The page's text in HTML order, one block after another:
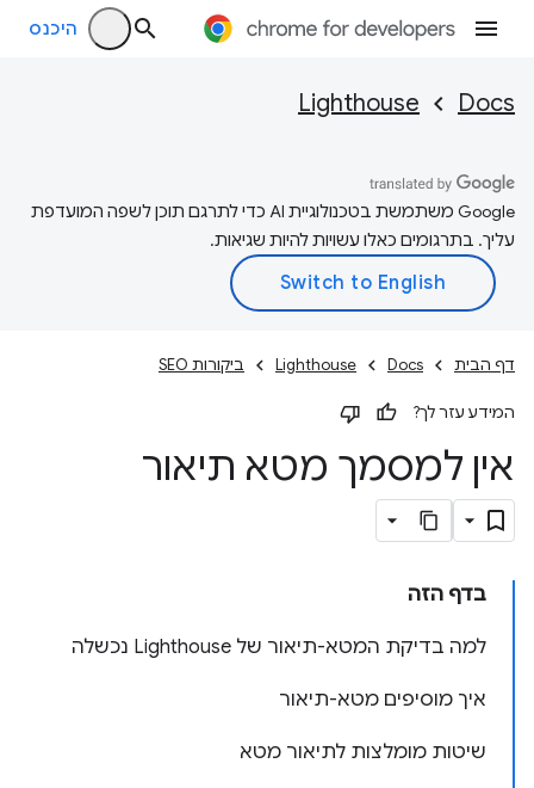
היכנס
Docs
Lighthouse
‫Google משתמשת בטכנולוגיית AI כדי לתרגם תוכן לשפה המועדפת
עליך. בתרגומים כאלו עשויות להיות שגיאות.
דף הבית Docs
Lighthouse ביקורות SEO
המידע עזר לך?
אין למסמך מטא תיאור
בדף הזה
למה בדיקת המטא-תיאור של Lighthouse נכשלה
איך מוסיפים מטא-תיאור
שיטות מומלצות לתיאור מטא